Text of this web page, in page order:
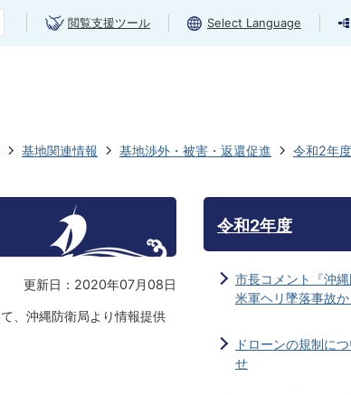
閲覧支援ツール Select Language
基地関連情報 基地渉外・被害・返還促進
令和2年度
更新日：2020年07月08日
、沖縄防衛局より情報提供
令和2年度
市長コメント『沖
米軍ヘリ墜落事故か
ドローンの規制に
せ